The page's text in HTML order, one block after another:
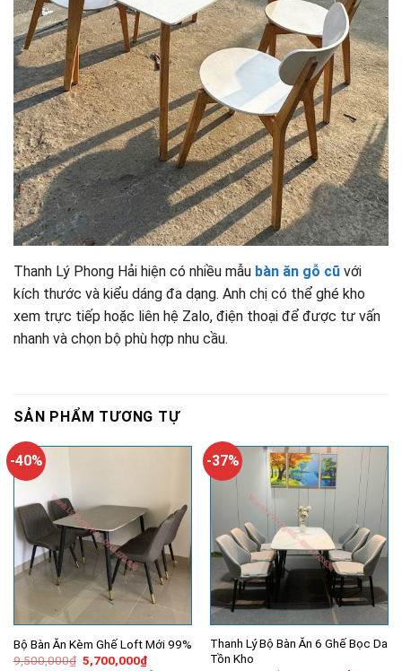
Thanh Lý Phong Hải hiện có nhiều mẫu bàn ăn gỗ cũ với
kích thước và kiểu dáng đa dạng. Anh chị có thể ghé kho
xem trực tiếp hoặc liên hệ Zalo, điện thoại để được tư vấn
nhanh và chọn bộ phù hợp nhu cầu.
SẢN PHẨM TƯƠNG TỰ
-40%
Bộ Bàn Ăn Kèm Ghế Loft Mới 99%
9,500,000₫ Giá
5,700,000₫Giá
-37%
Thanh Lý Bộ Bàn Ăn 6 Ghế Bọc Da
Tồn Kho